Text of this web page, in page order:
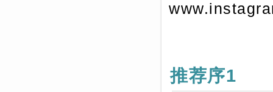
推荐序1